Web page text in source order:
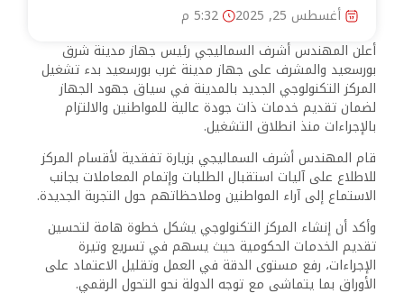
أغسطس 25, 2025
5:32 م
أعلن المهندس أشرف السماليجي رئيس جهاز مدينة شرق
بورسعيد والمشرف على جهاز مدينة غرب بورسعيد بدء تشغيل
المركز التكنولوجي الجديد بالمدينة في سياق جهود الجهاز
لضمان تقديم خدمات ذات جودة عالية للمواطنين والالتزام
بالإجراءات منذ انطلاق التشغيل.
قام المهندس أشرف السماليجي بزيارة تفقدية لأقسام المركز
للاطلاع على آليات استقبال الطلبات وإتمام المعاملات بجانب
الاستماع إلى آراء المواطنين وملاحظاتهم حول التجربة الجديدة.
وأكد أن إنشاء المركز التكنولوجي يشكل خطوة هامة لتحسين
تقديم الخدمات الحكومية حيث يسهم في تسريع وتيرة
الإجراءات، رفع مستوى الدقة في العمل وتقليل الاعتماد على
الأوراق بما يتماشى مع توجه الدولة نحو التحول الرقمي.